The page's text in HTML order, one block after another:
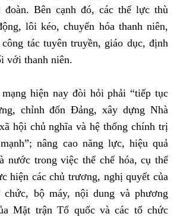
Bên cạnh đó, các thế lực thù
lôi kéo, chuyển hóa thanh niên,
tác tuyên truyền, giáo dục, định
với thanh niên.
hiện nay đòi hỏi phải “tiếp tục
chỉnh đốn Đảng, xây dựng Nhà
hội chủ nghĩa và hệ thống chính trị
nâng cao năng lực, hiệu quả
nước trong việc thể chế hóa, cụ thể
hiện các chủ trương, nghị quyết của
bộ máy, nội dung và phương
Mặt trận Tổ quốc và các tổ chức